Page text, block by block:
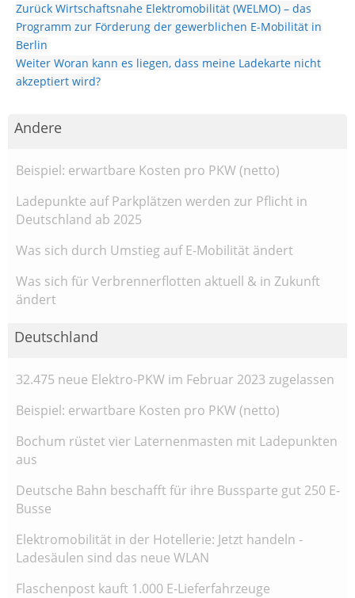
Andere
Beispiel: erwartbare Kosten pro PKW (netto)
Ladepunkte auf Parkplätzen werden zur Pflicht in
Deutschland ab 2025
Was sich durch Umstieg auf E-Mobilität ändert
Was sich für Verbrennerflotten aktuell & in Zukunft
ändert
Deutschland
32.475 neue Elektro-PKW im Februar 2023 zugelassen
Beispiel: erwartbare Kosten pro PKW (netto)
Bochum rüstet vier Laternenmasten mit Ladepunkten
aus
Deutsche Bahn beschafft für ihre Bussparte gut 250 E-
Busse
Elektromobilität in der Hotellerie: Jetzt handeln -
Ladesäulen sind das neue WLAN
Flaschenpost kauft 1.000 E-Lieferfahrzeuge
Zurück Wirtschaftsnahe Elektromobilität (WELMO) – das
Programm zur Förderung der gewerblichen E-Mobilität in
Berlin
Weiter Woran kann es liegen, dass meine Ladekarte nicht
akzeptiert wird?